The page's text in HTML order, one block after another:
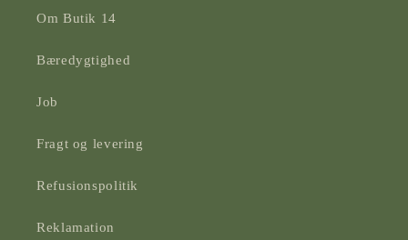
Om Butik 14
Bæredygtighed
Job
Fragt og levering
Refusionspolitik
Reklamation